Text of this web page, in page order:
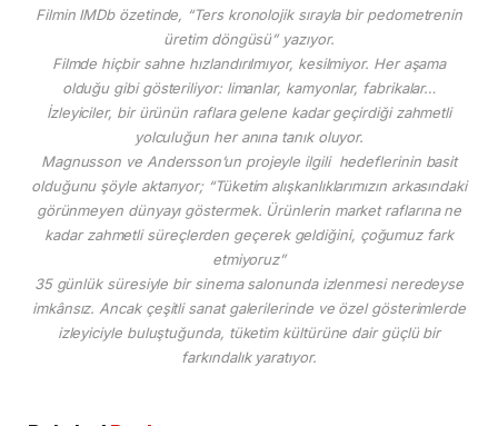
Filmin IMDb özetinde, “Ters kronolojik sırayla bir pedometrenin
üretim döngüsü” yazıyor.
Filmde hiçbir sahne hızlandırılmıyor, kesilmiyor. Her aşama
olduğu gibi gösteriliyor: limanlar, kamyonlar, fabrikalar…
İzleyiciler, bir ürünün raflara gelene kadar geçirdiği zahmetli
yolculuğun her anına tanık oluyor.
Magnusson ve Andersson’un projeyle ilgili hedeflerinin basit
olduğunu şöyle aktarıyor; “Tüketim alışkanlıklarımızın arkasındaki
görünmeyen dünyayı göstermek. Ürünlerin market raflarına ne
kadar zahmetli süreçlerden geçerek geldiğini, çoğumuz fark
etmiyoruz”
35 günlük süresiyle bir sinema salonunda izlenmesi neredeyse
imkânsız. Ancak çeşitli sanat galerilerinde ve özel gösterimlerde
izleyiciyle buluştuğunda, tüketim kültürüne dair güçlü bir
farkındalık yaratıyor.